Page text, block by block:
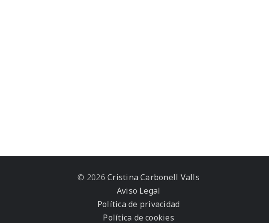
© 2026 Cristina Carbonell Valls
Aviso Legal
Política de privacidad
Política de cookies